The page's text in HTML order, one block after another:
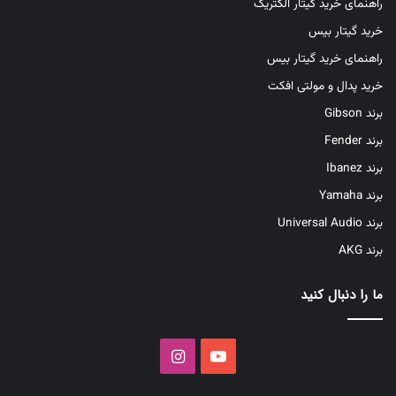
راهنمای خرید گیتار الکتریک
خرید گیتار بیس
راهنمای خرید گیتار بیس
خرید پدال و مولتی افکت
برند Gibson
برند Fender
برند Ibanez
برند Yamaha
برند Universal Audio
برند AKG
ما را دنبال کنید
یوتیوب